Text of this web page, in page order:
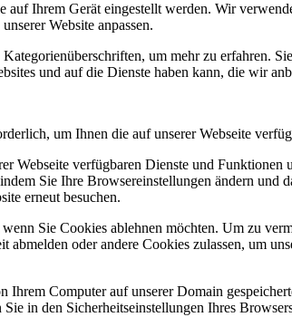
auf Ihrem Gerät eingestellt werden. Wir
Website anpassen.
um mehr zu erfahren.
und auf die Dienste haben kann, die wir
um Ihnen die auf unserer Webseite
Webseite verfügbaren Dienste und
Sie Ihre Browsereinstellungen ändern
erneut besuchen.
Sie Cookies ablehnen möchten. Um zu
abmelden oder andere Cookies zulassen, um
Ihrem Computer auf unserer Domain
in den Sicherheitseinstellungen Ihres